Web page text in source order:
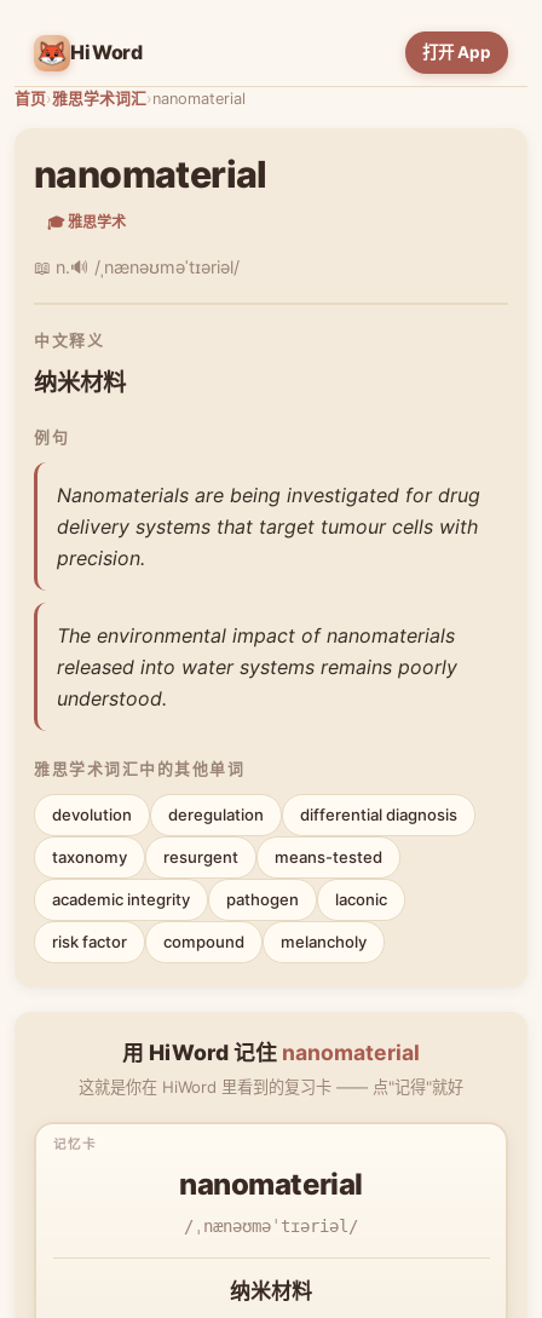
HiWord 打开 App
首页›雅思学术词汇›nanomaterial
nanomaterial
🎓 雅思学术
📖 n.🔊 /ˌnænəʊməˈtɪəriəl/
中文释义
纳米材料
例句
Nanomaterials are being investigated for drug
delivery systems that target tumour cells with
precision.
The environmental impact of nanomaterials
released into water systems remains poorly
understood.
雅思学术词汇中的其他单词
devolution deregulation differential diagnosis
taxonomy resurgent means-tested
academic integrity pathogen laconic
risk factor compound melancholy
用 HiWord 记住 nanomaterial
这就是你在 HiWord 里看到的复习卡 —— 点"记得"就好
nanomaterial
/ˌnænəʊməˈtɪəriəl/
纳米材料